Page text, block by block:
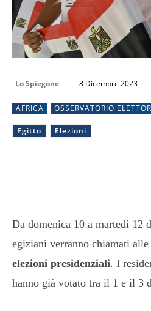
Lo Spiegone 8 Dicembre 2023
AFRICA OSSERVATORIO
Egitto Elezioni
Da domenica 10 a martedì 12
egiziani verranno chiamati
elezioni presidenziali. I
hanno già votato tra il 1 e il 3